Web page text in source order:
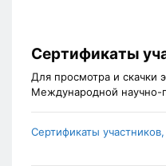
Сертификаты
Для просмотра и скачки
Международной научно-
Сертификаты